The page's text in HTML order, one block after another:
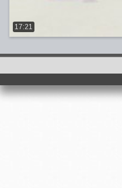
17:21